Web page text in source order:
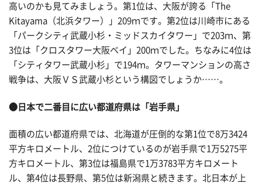
高いのかも見てみましょう。第1位は、大阪が誇る「The
Kitayama（北浜タワー）」209ｍです。第2位は川崎市にある
「パークシティ武蔵小杉・ミッドスカイタワー」で203ｍ、第
3位は「クロスタワー大阪ベイ」200ｍでした。ちなみに4位は
「シティタワー武蔵小杉」で194ｍ。タワーマンションの高さ
戦争は、大阪ＶＳ武蔵小杉という構図でしょうか……。
●日本で二番目に広い都道府県は「岩手県」
面積の広い都道府県では、北海道が圧倒的な第1位で8万3424
平方キロメートル、2位につけているのが岩手県で1万5275平
方キロメートル、第3位は福島県で1万3783平方キロメート
ル、第4位は長野県、第5位は新潟県と続きます。北日本が上